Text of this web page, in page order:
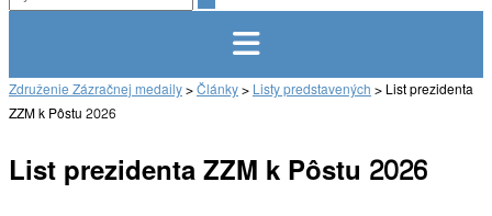
Združenie Zázračnej medaily>Články>Listy predstavených>List prezidenta
ZZM k Pôstu 2026
List prezidenta ZZM k Pôstu 2026